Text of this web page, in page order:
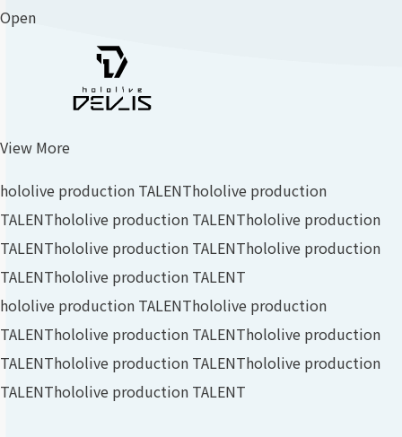
Open
View More
hololive production TALENThololive production
TALENThololive production TALENThololive production
TALENThololive production TALENThololive production
TALENThololive production TALENT
hololive production TALENThololive production
TALENThololive production TALENThololive production
TALENThololive production TALENThololive production
TALENThololive production TALENT